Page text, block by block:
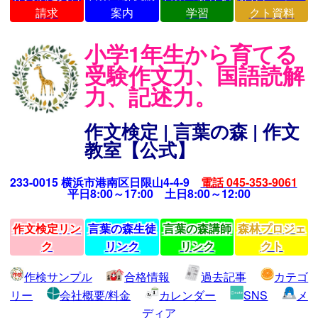
請求
案内
学習
クト資料
小学1年生から育てる
受験作文力、国語読解
力、記述力。
作文検定 | 言葉の森 | 作文
教室【公式】
233-0015 横浜市港南区日限山4-4-9 電話 045-353-9061
平日8:00～17:00 土日8:00～12:00
作文検定リン
ク
言葉の森生徒
リンク
言葉の森講師
リンク
森林プロジェ
クト
作検サンプル
合格情報 過去記事
カテゴ
リー
会社概要/料金 カレンダー SNS
メ
ディア